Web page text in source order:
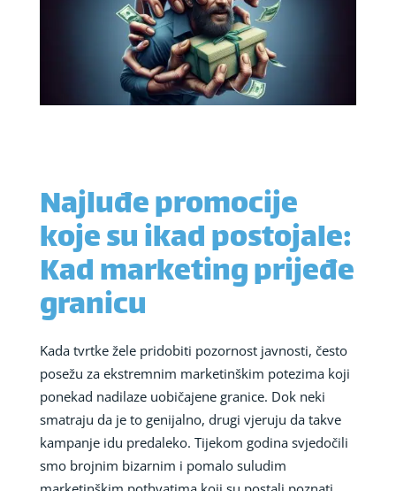
Najluđe promocije
koje su ikad postojale:
Kad marketing prijeđe
granicu
Kada tvrtke žele pridobiti pozornost javnosti, često
posežu za ekstremnim marketinškim potezima koji
ponekad nadilaze uobičajene granice. Dok neki
smatraju da je to genijalno, drugi vjeruju da takve
kampanje idu predaleko. Tijekom godina svjedočili
smo brojnim bizarnim i pomalo suludim